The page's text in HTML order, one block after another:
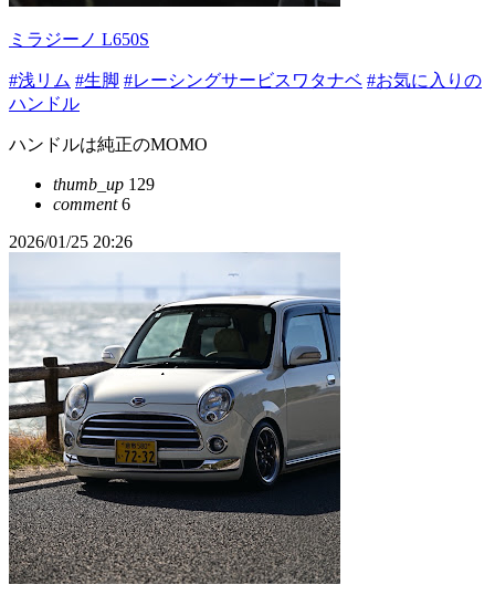
ミラジーノ L650S
#浅リム #生脚 #レーシングサービスワタナベ #お気に入りの
ハンドル
ハンドルは純正のMOMO
thumb_up 129
comment6
2026/01/25 20:26